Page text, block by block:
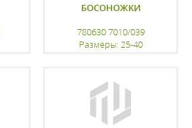
БОСОНОЖКИ
780630 7010/039
Размеры: 25-40